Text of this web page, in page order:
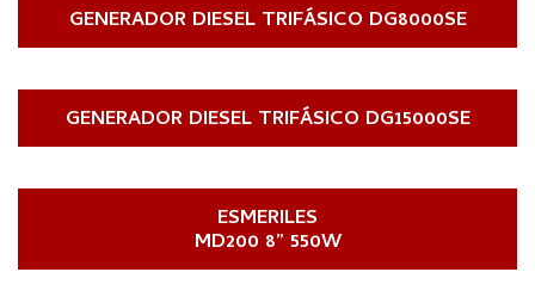
GENERADOR DIESEL TRIFÁSICO DG8000SE
GENERADOR DIESEL TRIFÁSICO DG15000SE
ESMERILES
MD200 8” 550W